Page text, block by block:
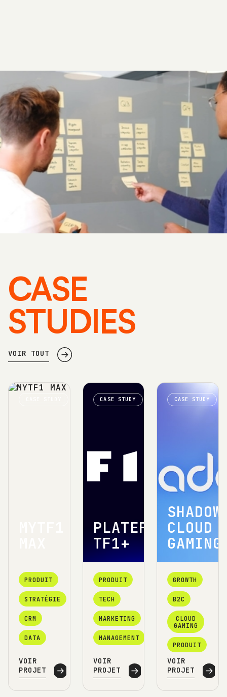
CASE
STUDIES
VOIR TOUT
PRODUIT
STRATÉGIE
CRM
DATA
VOIR
PROJET
CASE STUDY
PLATEFORME
TF1+
PRODUIT
TECH
MARKETING
MANAGEMENT
VOIR
PROJET
CASE STUDY
SHADOW
CLOUD
GAMING
GROWTH
B2C
CLOUD
GAMING
PRODUIT
VOIR
PROJET